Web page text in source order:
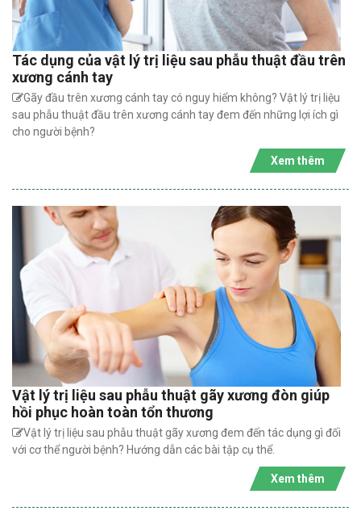
Tác dụng của vật lý trị liệu sau phẫu thuật đầu trên
xương cánh tay
Gãy đầu trên xương cánh tay có nguy hiểm không? Vật lý trị liệu
sau phẫu thuật đầu trên xương cánh tay đem đến những lợi ích gì
cho người bệnh?
Xem thêm
Vật lý trị liệu sau phẫu thuật gãy xương đòn giúp
hồi phục hoàn toàn tổn thương
Vật lý trị liệu sau phẫu thuật gãy xương đem đến tác dụng gì đối
với cơ thể người bệnh? Hướng dẫn các bài tập cụ thể.
Xem thêm